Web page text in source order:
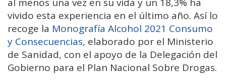
al menos una vez en su vida y un 18,3% ha
vivido esta experiencia en el último año. Así lo
recoge la Monografía Alcohol 2021 Consumo
y Consecuencias, elaborado por el Ministerio
de Sanidad, con el apoyo de la Delegación del
Gobierno para el Plan Nacional Sobre Drogas.